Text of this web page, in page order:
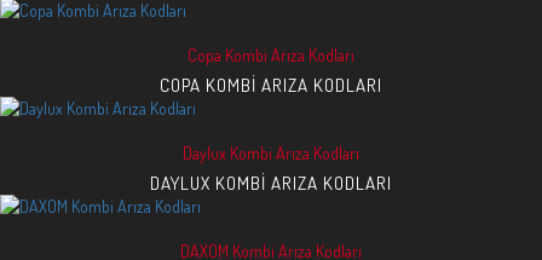
Copa Kombi Arıza Kodları
COPA KOMBI ARIZA KODLARI
Daylux Kombi Arıza Kodları
DAYLUX KOMBI ARIZA KODLARI
DAXOM Kombi Arıza Kodları